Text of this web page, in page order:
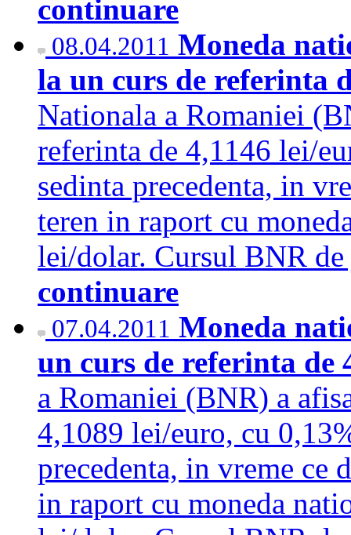
continuare
08.04.2011 Moneda
la un curs de referinta
Nationala a Romaniei
referinta de 4,1146 lei/
sedinta precedenta, in
teren in raport cu
lei/dolar. Cursul BNR
continuare
07.04.2011 Moneda
un curs de referinta de
a Romaniei (BNR) a
4,1089 lei/euro, cu
precedenta, in vreme ce
in raport cu moneda